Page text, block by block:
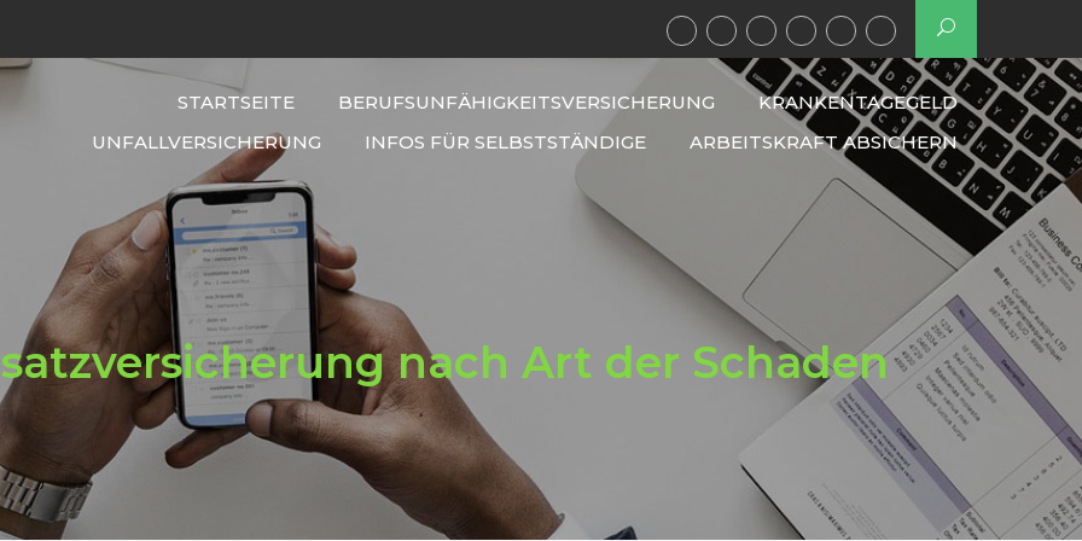
STARTSEITE BERUFSUNFÄHIGKEITSVERSICHERUNG
KRANKENTAGEGELD
UNFALLVERSICHERUNG
INFOS FÜR SELBSTSTÄNDIGE ARBEITSKRAFT ABSICHERN
nach Art der Schaden